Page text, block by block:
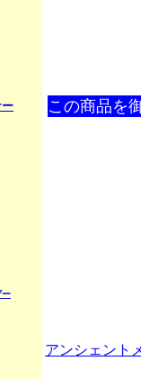
ー
この商品を
アンシェント